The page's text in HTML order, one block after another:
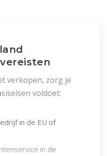
verkopen, zorg je
voldoet:
in de EU of
in de